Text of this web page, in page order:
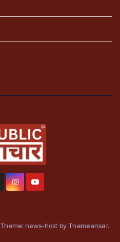
Theme: news-host by Themeansar.